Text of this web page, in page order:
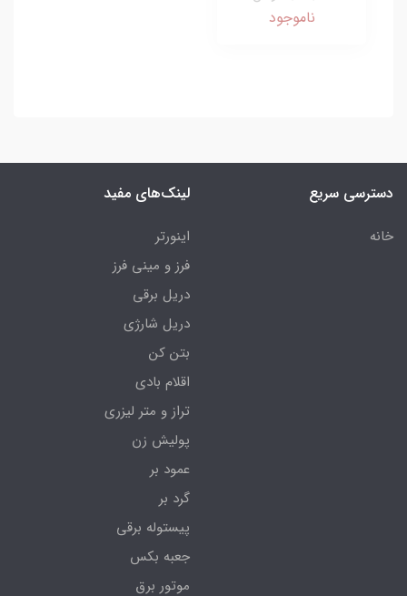
ناموجود
دسترسی سریع
خانه
لینک‌های مفید
اینورتر
فرز و مینی فرز
دریل برقی
دریل شارژی
بتن کن
اقلام بادی
تراز و متر لیزری
پولیش زن
عمود بر
گرد بر
پیستوله برقی
جعبه بکس
موتور برق